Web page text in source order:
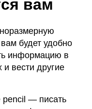
вам
будет удобно
информацию в
и вести другие
pencil — писать